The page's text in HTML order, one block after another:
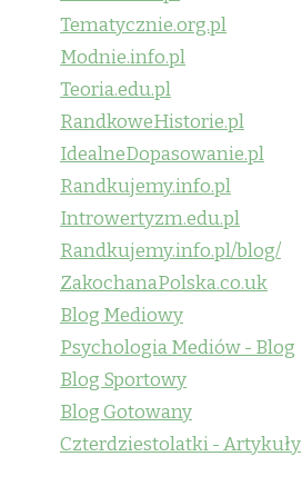
Tematycznie.org.pl
Modnie.info.pl
Teoria.edu.pl
RandkoweHistorie.pl
IdealneDopasowanie.pl
Randkujemy.info.pl
Introwertyzm.edu.pl
Randkujemy.info.pl/blog/
ZakochanaPolska.co.uk
Blog Mediowy
Psychologia Mediów - Blog
Blog Sportowy
Blog Gotowany
Czterdziestolatki - Artykuły